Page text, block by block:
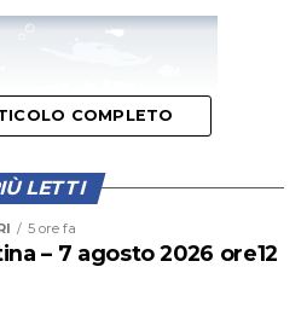
COMPLETO
LETTI
5 ore fa
– 7 agosto 2026 ore12